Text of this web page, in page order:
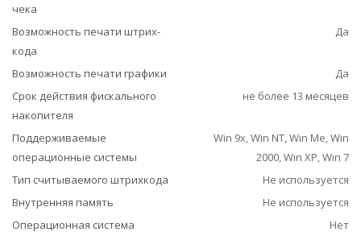
чека
Возможность печати штрих-
кода
Да
Возможность печати графики
Да
Срок действия фискального
накопителя
не более 13 месяцев
Поддерживаемые
операционные системы
Win 9x, Win NT, Win Me, Win
2000, Win XP, Win 7
Тип считываемого штрихкода
Не используется
Внутренняя память
Не используется
Операционная система
Нет